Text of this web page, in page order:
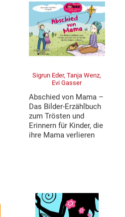
Sigrun Eder, Tanja Wenz,
Evi Gasser
Abschied von Mama –
Das Bilder-Erzählbuch
zum Trösten und
Erinnern für Kinder, die
ihre Mama verlieren